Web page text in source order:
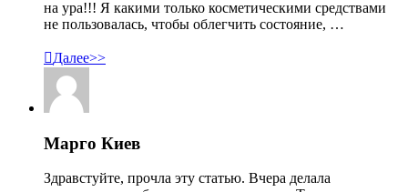
на ура!!! Я какими только косметическими средствами
не пользовалась, чтобы облегчить состояние, …
Далее>>
Марго Киев
Здравстуйте, прочла эту статью. Вчера делала